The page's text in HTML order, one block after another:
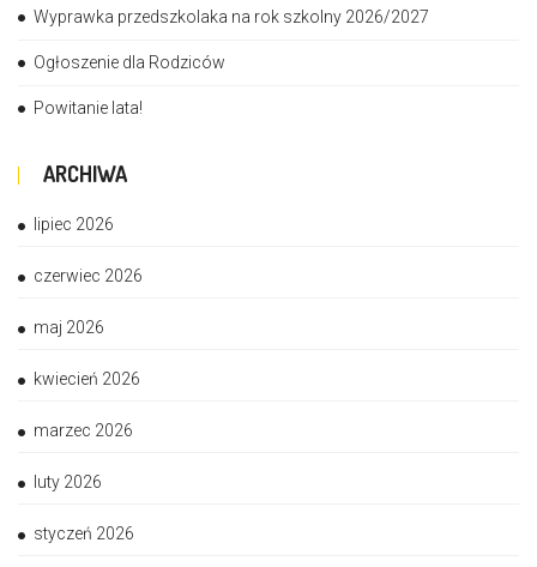
Wyprawka przedszkolaka na rok szkolny 2026/2027
Ogłoszenie dla Rodziców
Powitanie lata!
ARCHIWA
lipiec 2026
czerwiec 2026
maj 2026
kwiecień 2026
marzec 2026
luty 2026
styczeń 2026